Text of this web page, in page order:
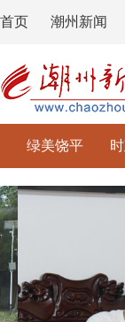
首页 潮州新闻
绿美饶平